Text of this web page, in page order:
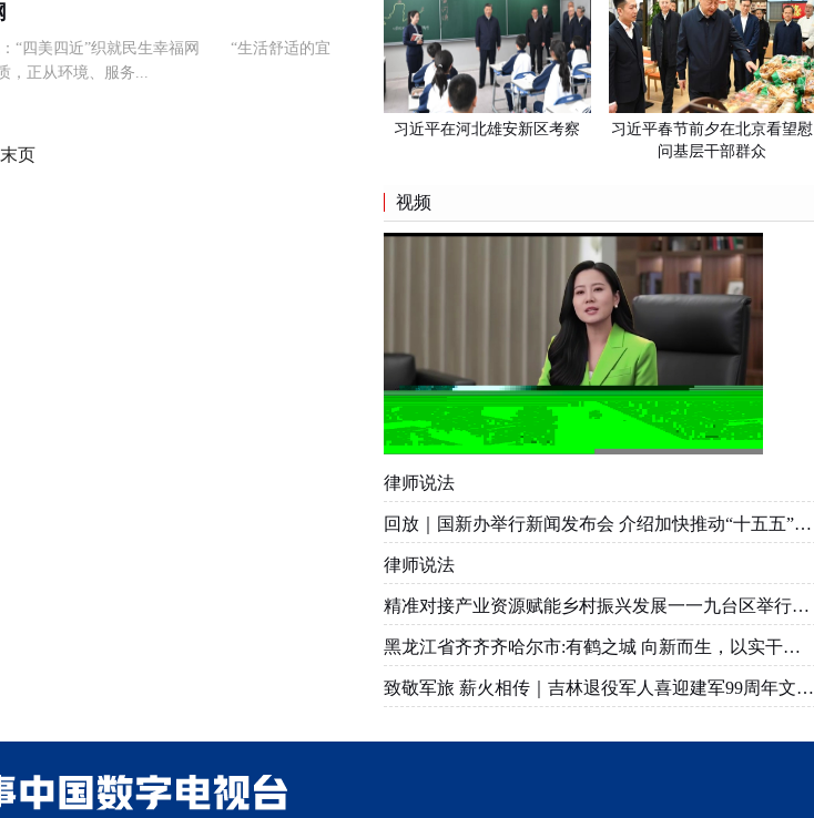
：“四美四近”织就民生幸福网 “生活舒适的宜
，正从环境、服务...
页
习近平在河北雄安新区考察
习近平春节前夕在北京看望慰
问基层干部群众
视频
律师说法
回放｜国新办举行新闻发布会 介绍加快推动“十五五”时期退役军人工作高质量发展有关情况
律师说法
精准对接产业资源赋能乡村振兴发展一一九台区举行农业产业合作签约仪式
黑龙江省齐齐齐哈尔市:有鹤之城 向新而生，以实干奔赴新程
致敬军旅 薪火相传｜吉林退役军人喜迎建军99周年文艺汇演圆满举办